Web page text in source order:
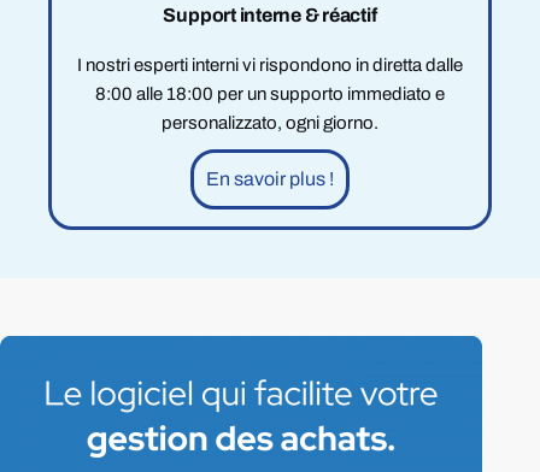
Support interne & réactif
I nostri esperti interni vi rispondono in diretta dalle
8:00 alle 18:00 per un supporto immediato e
personalizzato, ogni giorno.
En savoir plus !